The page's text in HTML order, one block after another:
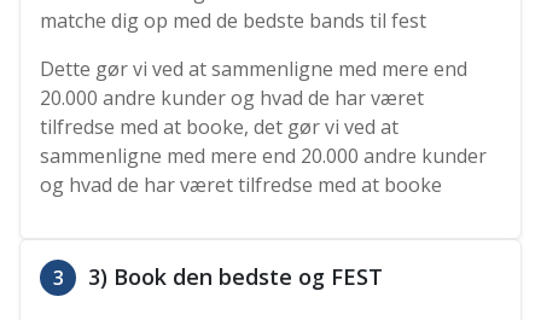
matche dig op med de bedste bands til fest
Dette gør vi ved at sammenligne med mere end
20.000 andre kunder og hvad de har været
tilfredse med at booke, det gør vi ved at
sammenligne med mere end 20.000 andre kunder
og hvad de har været tilfredse med at booke
3 3) Book den bedste og FEST